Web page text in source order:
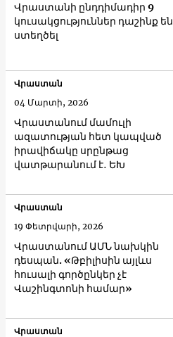
Վրաստանի ընդդիմադիր 9
կուսակցություններ դաշինք են
ստեղծել
Վրաստանում մամուլի
ազատության հետ կապված
իրավիճակը սրընթաց
վատթարանում է․ ԵԽ
Վրաստան
04 Մարտի, 2026
Վրաստանում ԱՄՆ նախկին
դեսպան. «Թբիլիսին այլևս
հուսալի գործընկեր չէ
Վաշինգտոնի համար»
Վրաստան
19 Փետրվարի, 2026
Վրաստան